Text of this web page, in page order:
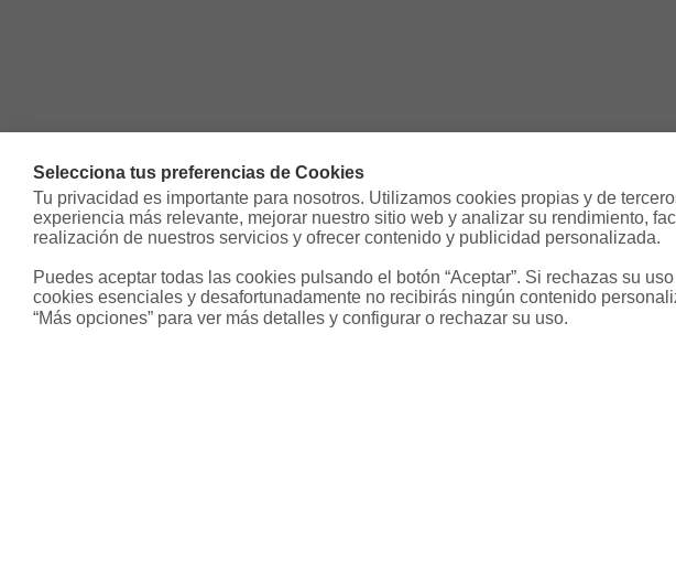
Selecciona tus preferencias de Cookies
Tu privacidad es importante para nosotros. Utilizamos cookies propias y de
experiencia más relevante, mejorar nuestro sitio web y analizar su rendimiento,
realización de nuestros servicios y ofrecer contenido y publicidad personalizada.
Puedes aceptar todas las cookies pulsando el botón “Aceptar”. Si rechazas su
cookies esenciales y desafortunadamente no recibirás ningún contenido
“Más opciones” para ver más detalles y configurar o rechazar su uso.